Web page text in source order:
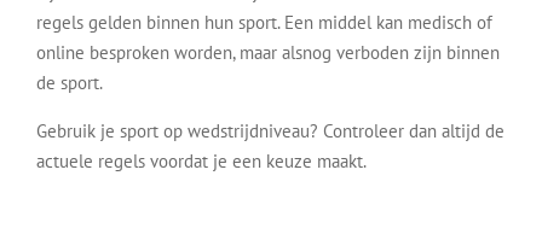
regels gelden binnen hun sport. Een middel kan medisch of
online besproken worden, maar alsnog verboden zijn binnen
de sport.
Gebruik je sport op wedstrijdniveau? Controleer dan altijd de
actuele regels voordat je een keuze maakt.